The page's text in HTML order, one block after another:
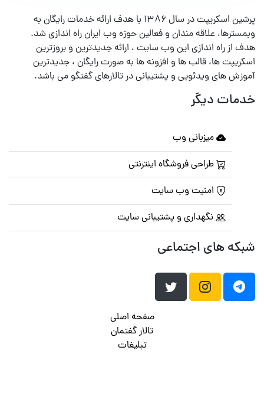
پرشین اسکریپت در سال ۱۳۸۶ با هدف ارائه خدمات رایگان به
وبمسترها، علاقه مندان و فعالین حوزه وب ایران راه اندازی شد.
هدف از راه اندازی این وب سایت ، ارائه جدیدترین و بروزترین
اسکریپت ها، قالب ها و افزونه ها به صورت رایگان ، جدیدترین
آموزش های ویدئویی و پشتیبانی در تالارهای گفتگو می باشد.
خدمات دیگر
میزبانی وب
طراحی فروشگاه اینترنتی
امنیت وب سایت
نگهداری و پشتیبانی سایت
شبکه های اجتماعی
صفحه اصلی
تالار گفتمان
تبلیغات